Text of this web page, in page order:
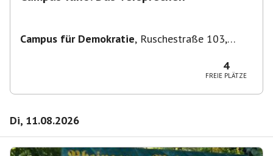
Campus für Demokratie, Ruschestraße 103,
4
FREIE PLÄTZE
Di, 11.08.2026